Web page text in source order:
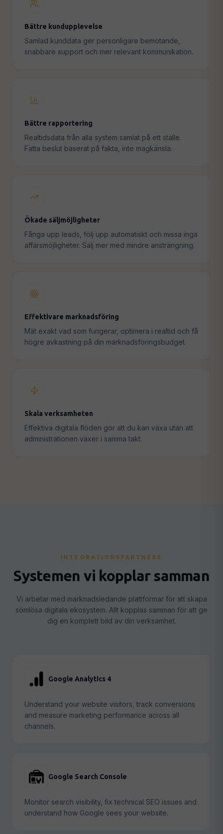
Bättre kundupplevelse
Samlad kunddata ger personligare bemötande,
snabbare support och mer relevant kommunikation.
Bättre rapportering
Realtidsdata från alla system samlat på ett ställe.
Fatta beslut baserat på fakta, inte magkänsla.
Ökade säljmöjligheter
Fånga upp leads, följ upp automatiskt och missa inga
affärsmöjligheter. Sälj mer med mindre ansträngning.
Effektivare marknadsföring
Mät exakt vad som fungerar, optimera i realtid och få
högre avkastning på din marknadsföringsbudget.
Skala verksamheten
Effektiva digitala flöden gör att du kan växa utan att
administrationen växer i samma takt.
INTEGRATIONSPARTNERS
Systemen vi kopplar samman
Vi arbetar med marknadsledande plattformar för att skapa
sömlösa digitala ekosystem. Allt kopplas samman för att ge
dig en komplett bild av din verksamhet.
Google Analytics 4
Understand your website visitors, track conversions
and measure marketing performance across all
channels.
Google Search Console
Monitor search visibility, fix technical SEO issues and
understand how Google sees your website.